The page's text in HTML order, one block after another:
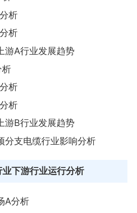
析
析
游A行业发展趋势
析
析
析
游B行业发展趋势
分支电缆行业影响分析
下游行业运行分析
A分析